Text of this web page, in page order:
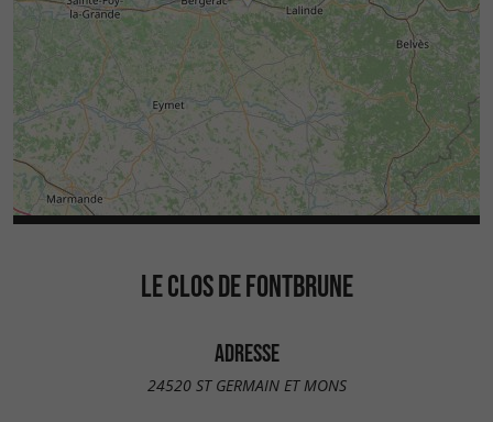
LE CLOS DE FONTBRUNE
ADRESSE
24520 ST GERMAIN ET MONS